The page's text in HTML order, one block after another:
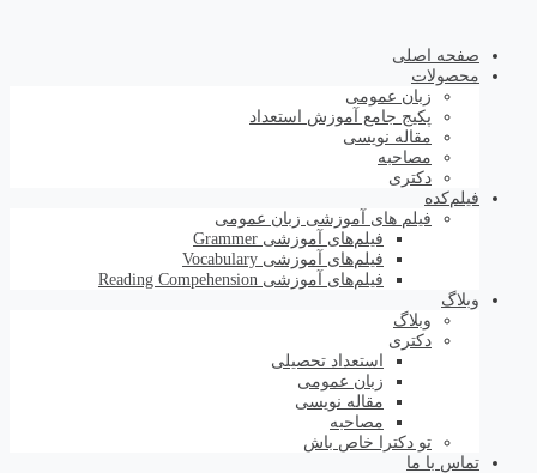
صفحه اصلی
محصولات
زبان عمومی
پکیج جامع آموزش استعداد
مقاله نویسی
مصاحبه
دکتری
فیلم‌کده
فیلم های آموزشی زبان عمومی
فیلم‌های آموزشی Grammer
فیلم‌های آموزشی Vocabulary
فیلم‌های آموزشی Reading Compehension
وبلاگ
وبلاگ
دکتری
استعداد تحصیلی
زبان عمومی
مقاله نویسی
مصاحبه
تو دکترا خاص باش
تماس با ما